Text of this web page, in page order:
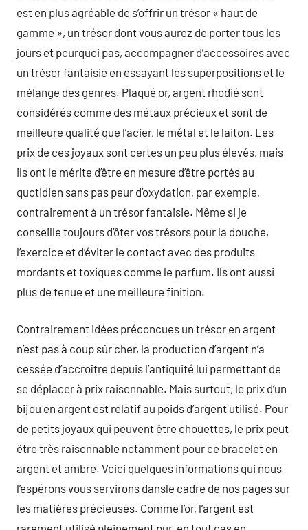
est en plus agréable de s’offrir un trésor « haut de
gamme », un trésor dont vous aurez de porter tous les
jours et pourquoi pas, accompagner d’accessoires avec
un trésor fantaisie en essayant les superpositions et le
mélange des genres. Plaqué or, argent rhodié sont
considérés comme des métaux précieux et sont de
meilleure qualité que l’acier, le métal et le laiton. Les
prix de ces joyaux sont certes un peu plus élevés, mais
ils ont le mérite d’être en mesure d’être portés au
quotidien sans pas peur d’oxydation, par exemple,
contrairement à un trésor fantaisie. Même si je
conseille toujours d’ôter vos trésors pour la douche,
l’exercice et d’éviter le contact avec des produits
mordants et toxiques comme le parfum. Ils ont aussi
plus de tenue et une meilleure finition.
Contrairement idées préconcues un trésor en argent
n’est pas à coup sûr cher, la production d’argent n’a
cessée d’accroître depuis l’antiquité lui permettant de
se déplacer à prix raisonnable. Mais surtout, le prix d’un
bijou en argent est relatif au poids d’argent utilisé. Pour
de petits joyaux qui peuvent être chouettes, le prix peut
être très raisonnable notamment pour ce bracelet en
argent et ambre. Voici quelques informations qui nous
l’espérons vous servirons dansle cadre de nos pages sur
les matières précieuses. Comme l’or, l’argent est